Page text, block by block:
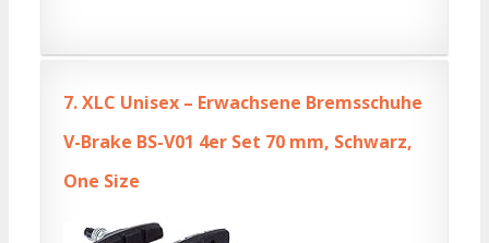
7.XLC Unisex – Erwachsene Bremsschuhe
V-Brake BS-V01 4er Set 70 mm, Schwarz,
One Size